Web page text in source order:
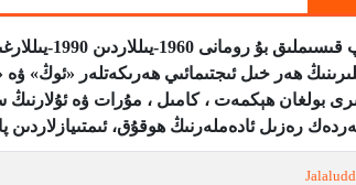
جالالىدىن
ۋە زىيالىيلىرىنىڭ ھەر خىل ئىجتىمائىي
بولغان ھېكمەت ، كامىل ، مۇرات ۋە ئۇلارنىڭ
رەزىل ئادەملەرنىڭ ھوقۇق،